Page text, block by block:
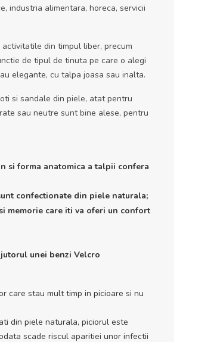
industria alimentara, horeca, servicii
din timpul liber, precum
de tipul de tinuta pe care o alegi
elegante, cu talpa joasa sau inalta.
si sandale din piele, atat pentru
sau neutre sunt bine alese, pentru
si forma anatomica a talpii confera
confectionate din piele naturala;
memorie care iti va oferi un confort
unei benzi Velcro
care stau mult timp in picioare si nu
din piele naturala, piciorul este
scade riscul aparitiei unor infectii